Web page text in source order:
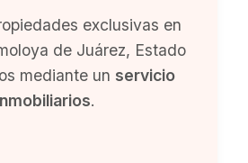
exclusivas en
de Juárez, Estado
mediante un servicio
.